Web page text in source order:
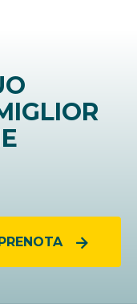
PRENOTA